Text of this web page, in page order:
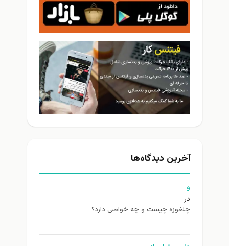
آخرین دیدگاه‌ها
و
در
چلغوزه چیست و چه خواصی دارد؟